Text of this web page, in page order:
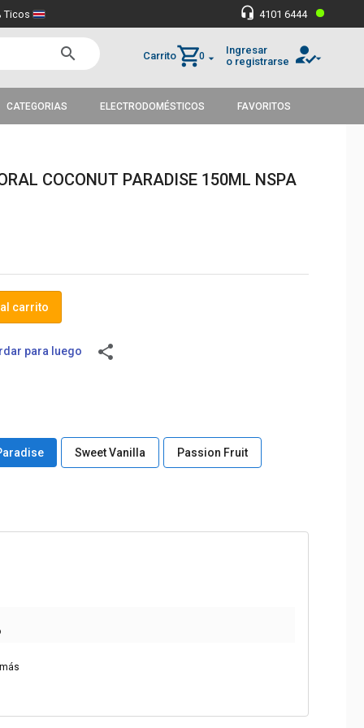
Ticos headset_mic 4101 6444 •
search Carritoshopping_cart0 arrow_drop_down
Ingresar
o registrarse how_to_reg
arrow_drop_down
CATEGORIAS ELECTRODOMÉSTICOS FAVORITOS
COCONUT PARADISE 150ML NSPA
carrito
para luego share
Sweet Vanilla Passion Fruit